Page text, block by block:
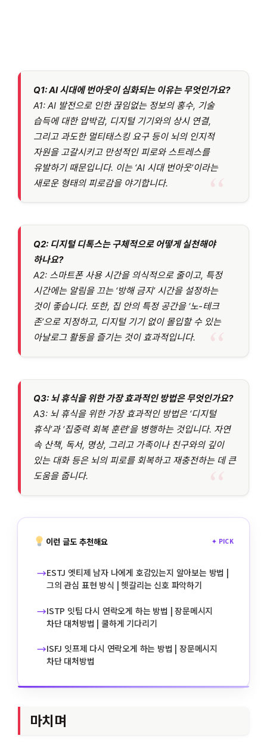
Q1: AI 시대에 번아웃이 심화되는 이유는 무엇인가요?
A1: AI 발전으로 인한 끊임없는 정보의 홍수, 기술
습득에 대한 압박감, 디지털 기기와의 상시 연결,
그리고 과도한 멀티태스킹 요구 등이 뇌의 인지적
자원을 고갈시키고 만성적인 피로와 스트레스를
유발하기 때문입니다. 이는 ‘AI 시대 번아웃’이라는
새로운 형태의 피로감을 야기합니다.
Q2: 디지털 디톡스는 구체적으로 어떻게 실천해야
하나요?
A2: 스마트폰 사용 시간을 의식적으로 줄이고, 특정
시간에는 알림을 끄는 ‘방해 금지’ 시간을 설정하는
것이 좋습니다. 또한, 집 안의 특정 공간을 ‘노-테크
존’으로 지정하고, 디지털 기기 없이 몰입할 수 있는
아날로그 활동을 즐기는 것이 효과적입니다.
Q3: 뇌 휴식을 위한 가장 효과적인 방법은 무엇인가요?
A3: 뇌 휴식을 위한 가장 효과적인 방법은 ‘디지털
휴식’과 ‘집중력 회복 훈련’을 병행하는 것입니다. 자연
속 산책, 독서, 명상, 그리고 가족이나 친구와의 깊이
있는 대화 등은 뇌의 피로를 회복하고 재충전하는 데 큰
도움을 줍니다.
이런 글도 추천해요 ✦ PICK
→ESTJ 엣티제 남자 나에게 호감있는지 알아보는 방법 |
그의 관심 표현 방식 | 헷갈리는 신호 파악하기
→ISTP 잇팁 다시 연락오게 하는 방법 | 장문메시지
차단 대처방법 | 쿨하게 기다리기
→ISFJ 잇프제 다시 연락오게 하는 방법 | 장문메시지
차단 대처방법
마치며